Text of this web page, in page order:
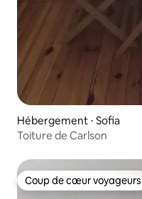
Hébergement ⋅ Sofia
Toiture de Carlson
Coup de cœur voyageurs
Coup de cœur voyageurs